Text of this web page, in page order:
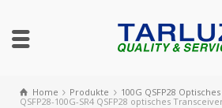
Home Produkte
100G QSFP28
QSFP28-100G-SR4 QSFP28 optisches